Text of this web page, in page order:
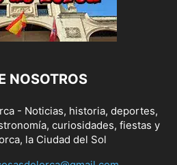
NOSOTROS
- Noticias, historia, deportes,
curiosidades, fiestas y
la Ciudad del Sol